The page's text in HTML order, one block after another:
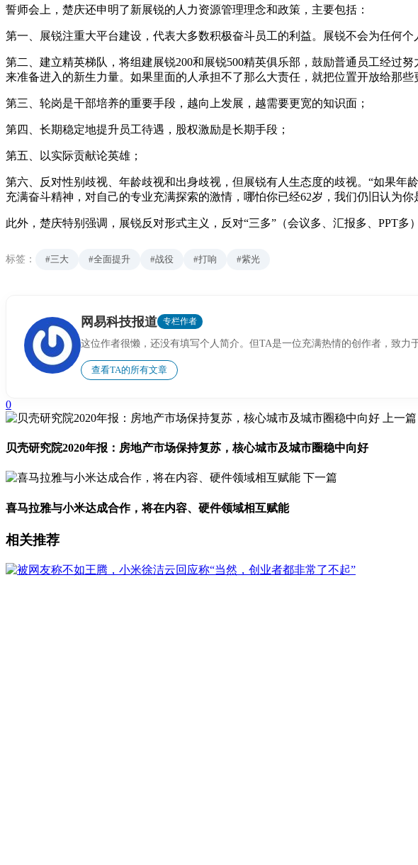
誓师会上，楚庆还申明了新展锐的人力资源管理理念和政策，主要包括：
第一、展锐注重大平台建设，代表大多数积极奋斗员工的利益。展锐不会为任何个
第二、建立精英梯队，将组建展锐200和展锐500精英俱乐部，鼓励普通员工经过
来准备进入的新生力量。如果里面的人承担不了那么大责任，就把位置开放给那些
第三、轮岗是干部培养的重要手段，越向上发展，越需要更宽的知识面；
第四、长期稳定地提升员工待遇，股权激励是长期手段；
第五、以实际贡献论英雄；
第六、反对性别歧视、年龄歧视和出身歧视，但展锐有人生态度的歧视。“如果
充满奋斗精神，对自己的专业充满探索的激情，哪怕你已经62岁，我们仍旧认为
此外，楚庆特别强调，展锐反对形式主义，反对“三多”（会议多、汇报多、PPT多
标签： #三大 #全面提升 #战役 #打响 #紫光
网易科技报道 专栏作者
这位作者很懒，还没有填写个人简介。但TA是一位充满热情的创作者，致力
查看TA的所有文章
0
上一篇
贝壳研究院2020年报：房地产市场保持复苏，核心城市及城市圈稳中向好
下一篇
喜马拉雅与小米达成合作，将在内容、硬件领域相互赋能
相关推荐